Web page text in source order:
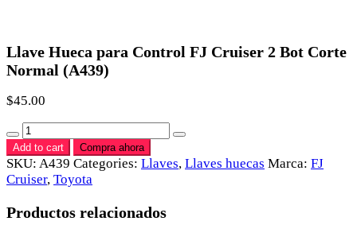
Llave Hueca para Control FJ Cruiser 2 Bot Corte
Normal (A439)
$45.00
Cantidad
Add to cart Compra ahora
SKU: A439 Categories: Llaves, Llaves huecas Marca: FJ
Cruiser, Toyota
Productos relacionados